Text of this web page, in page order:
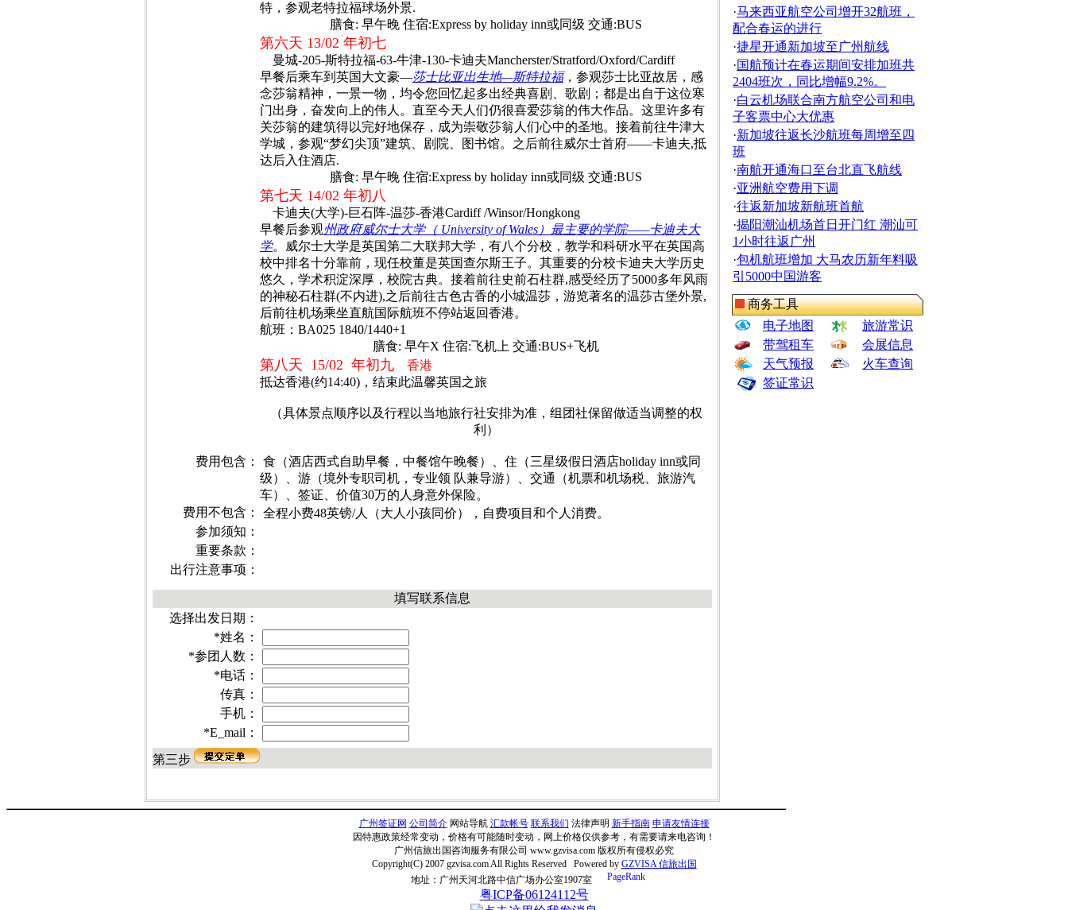
特，参观老特拉福球场外景.
膳食: 早午晚 住宿:Express by holiday inn或同级 交通:BUS
第六天 13/02 年初七
曼城-205-斯特拉福-63-牛津-130-卡迪夫Mancherster/Stratford/Oxford/Cardiff
早餐后乘车到英国大文豪—莎士比亚出生地—斯特拉福，参观莎士比亚故居，感
念莎翁精神，一景一物，均令您回忆起多出经典喜剧、歌剧；都是出自于这位寒
门出身，奋发向上的伟人。直至今天人们仍很喜爱莎翁的伟大作品。这里许多有
关莎翁的建筑得以完好地保存，成为崇敬莎翁人们心中的圣地。接着前往牛津大
学城，参观“梦幻尖顶”建筑、剧院、图书馆。之后前往威尔士首府——卡迪夫,抵
达后入住酒店.
膳食: 早午晚 住宿:Express by holiday inn或同级 交通:BUS
第七天 14/02 年初八
卡迪夫(大学)-巨石阵-温莎-香港Cardiff /Winsor/Hongkong
早餐后参观州政府威尔士大学（ University of Wales）最主要的学院——卡迪夫大
学。威尔士大学是英国第二大联邦大学，有八个分校，教学和科研水平在英国高
校中排名十分靠前，现任校董是英国查尔斯王子。其重要的分校卡迪夫大学历史
悠久，学术积淀深厚，校院古典。接着前往史前石柱群,感受经历了5000多年风雨
的神秘石柱群(不内进),之后前往古色古香的小城温莎，游览著名的温莎古堡外景,
后前往机场乘坐直航国际航班不停站返回香港。
航班：BA025 1840/1440+1
膳食: 早午X 住宿:飞机上 交通:BUS+飞机
第八天 15/02 年初九
香港
抵达香港(约14:40)，结束此温馨英国之旅
（具体景点顺序以及行程以当地旅行社安排为准，组团社保留做适当调整的权
利）
费用包含：
食（酒店西式自助早餐，中餐馆午晚餐）、住（三星级假日酒店holiday inn或同
级）、游（境外专职司机，专业领 队兼导游）、交通（机票和机场税、旅游汽
车）、签证、价值30万的人身意外保险。
费用不包含：
全程小费48英镑/人（大人小孩同价），自费项目和个人消费。
参加须知：
重要条款：
出行注意事项：
填写联系信息
选择出发日期：
*姓名：
*参团人数：
*电话：
传真：
手机：
*E_mail：
第三步
·马来西亚航空公司增开32航班，
配合春运的进行
·捷星开通新加坡至广州航线
·国航预计在春运期间安排加班共
2404班次，同比增幅9.2%。
·白云机场联合南方航空公司和电
子客票中心大优惠
·新加坡往返长沙航班每周增至四
班
·南航开通海口至台北直飞航线
·亚洲航空费用下调
·往返新加坡新航班首航
·揭阳潮汕机场首日开门红 潮汕可
1小时往返广州
·包机航班增加 大马农历新年料吸
引5000中国游客
商务工具
电子地图
旅游常识
带驾租车
会展信息
天气预报
火车查询
签证常识
广州签证网 公司简介网站导航 汇款帐号 联系我们 法律声明 新手指南 申请友情连接
因特惠政策经常变动，价格有可能随时变动，网上价格仅供参考，有需要请来电咨询！
广州信旅出国咨询服务有限公司 www.gzvisa.com 版权所有侵权必究
Copyright(C) 2007 gzvisa.com All Rights Reserved Powered by GZVISA 信旅出国
地址：广州天河北路中信广场办公室1907室
粤ICP备06124112号